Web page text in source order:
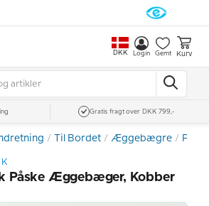
DKK Login Gemt Kurv
Gratis fragt over DKK 799,-
Til Bordet Æggebægre
Påske Æggebæger, Kobber